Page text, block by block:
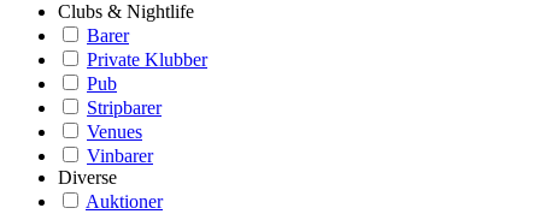
Clubs & Nightlife
Barer
Private Klubber
Pub
Stripbarer
Venues
Vinbarer
Diverse
Auktioner